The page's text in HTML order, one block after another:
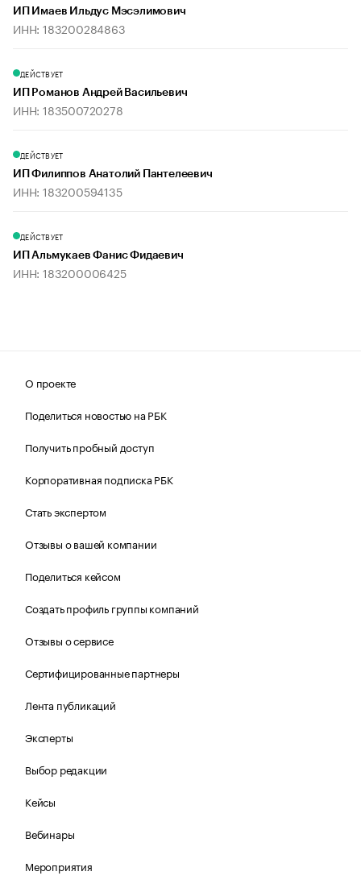
ИП Имаев Ильдус Мэсэлимович
ИНН: 183200284863
ДЕЙСТВУЕТ
ИП Романов Андрей Васильевич
ИНН: 183500720278
ДЕЙСТВУЕТ
ИП Филиппов Анатолий Пантелеевич
ИНН: 183200594135
ДЕЙСТВУЕТ
ИП Альмукаев Фанис Фидаевич
ИНН: 183200006425
О проекте
Поделиться новостью на РБК
Получить пробный доступ
Корпоративная подписка РБК
Стать экспертом
Отзывы о вашей компании
Поделиться кейсом
Создать профиль группы компаний
Отзывы о сервисе
Сертифицированные партнеры
Лента публикаций
Эксперты
Выбор редакции
Кейсы
Вебинары
Мероприятия